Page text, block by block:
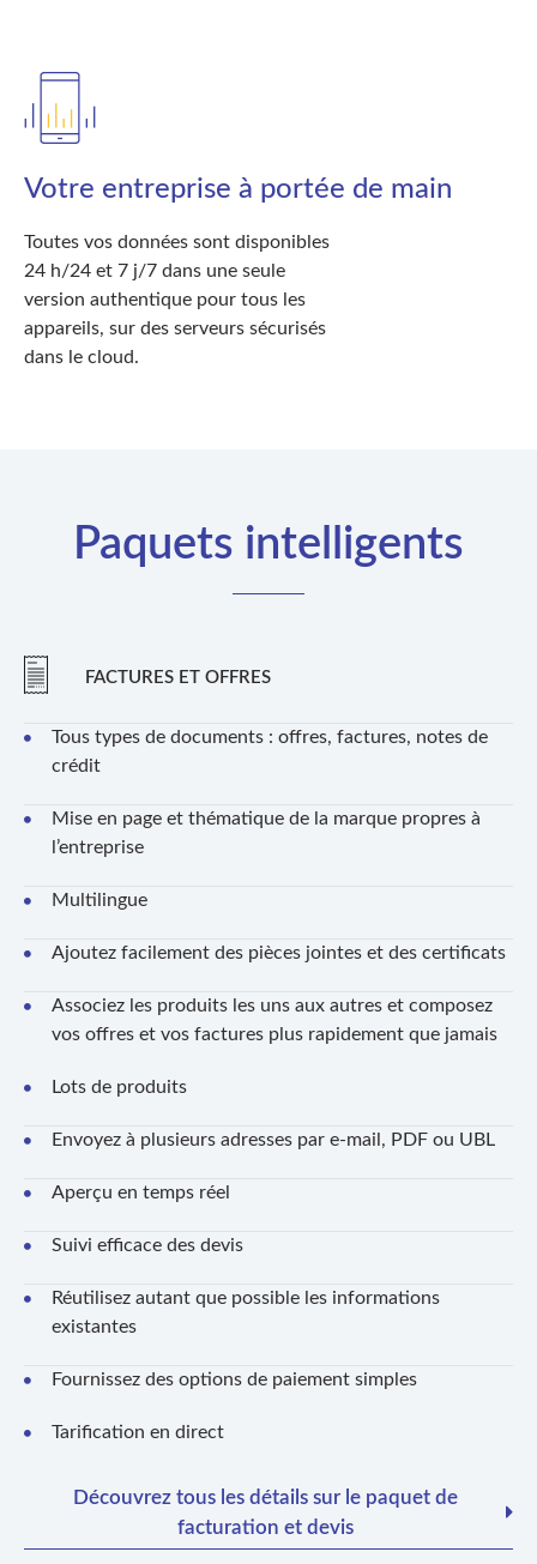
Votre entreprise à portée de main
Toutes vos données sont disponibles
24 h/24 et 7 j/7 dans une seule
version authentique pour tous les
appareils, sur des serveurs sécurisés
dans le cloud.
Paquets intelligents
FACTURES ET OFFRES
Tous types de documents : offres, factures, notes de
crédit
Mise en page et thématique de la marque propres à
l’entreprise
Multilingue
Ajoutez facilement des pièces jointes et des certificats
Associez les produits les uns aux autres et composez
vos offres et vos factures plus rapidement que jamais
Lots de produits
Envoyez à plusieurs adresses par e-mail, PDF ou UBL
Aperçu en temps réel
Suivi efficace des devis
Réutilisez autant que possible les informations
existantes
Fournissez des options de paiement simples
Tarification en direct
Découvrez tous les détails sur le paquet de
facturation et devis